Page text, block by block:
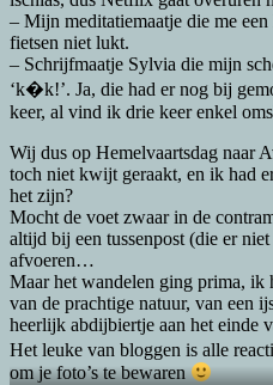
– Mijn meditatiemaatje die me
fietsen niet lukt.
– Schrijfmaatje Sylvia die mijn
‘k�k!’. Ja, die had er nog bij
keer, al vind ik drie keer enkel
Wij dus op Hemelvaartsdag naar
toch niet kwijt geraakt, en ik had
het zijn?
Mocht de voet zwaar in de
altijd bij een tussenpost (die er
afvoeren…
Maar het wandelen ging prima, ik
van de prachtige natuur, van een
heerlijk abdijbiertje aan het einde
Het leuke van bloggen is alle
om je foto’s te bewaren